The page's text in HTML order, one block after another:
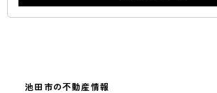
池田市の不動産情報